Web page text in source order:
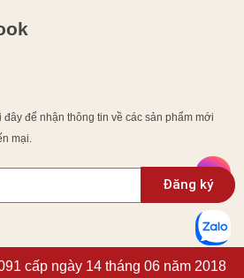
đây để nhận thông tin về các sản phẩm mới
mại.
Đăng ký
cấp ngày 14 tháng 06 năm 2018